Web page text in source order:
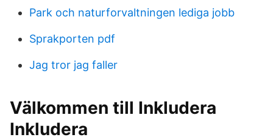
Park och naturforvaltningen lediga jobb
Sprakporten pdf
Jag tror jag faller
Välkommen till Inkludera
Inkludera